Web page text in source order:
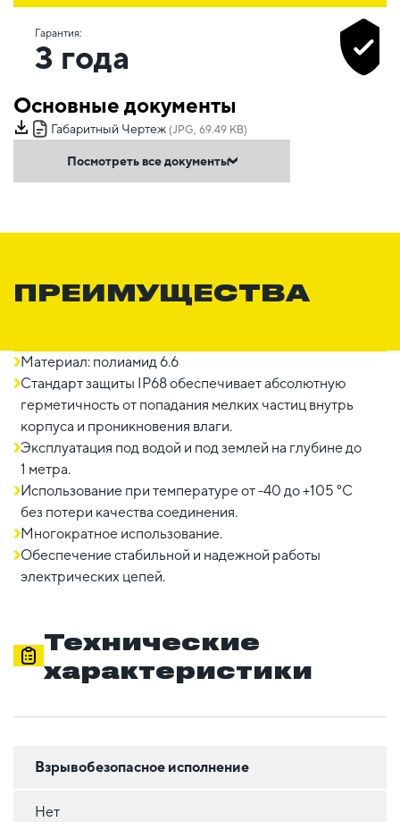
Гарантия:
3 года
Основные документы
Габаритный Чертеж (JPG, 69.49 KB)
Посмотреть все документы
ПРЕИМУЩЕСТВА
Материал: полиамид 6.6
Стандарт защиты IP68 обеспечивает абсолютную
герметичность от попадания мелких частиц внутрь
корпуса и проникновения влаги.
Эксплуатация под водой и под землей на глубине до
1 метра.
Использование при температуре от -40 до +105 °C
без потери качества соединения.
Многократное использование.
Обеспечение стабильной и надежной работы
электрических цепей.
Технические
характеристики
Взрывобезопасное исполнение
Нет